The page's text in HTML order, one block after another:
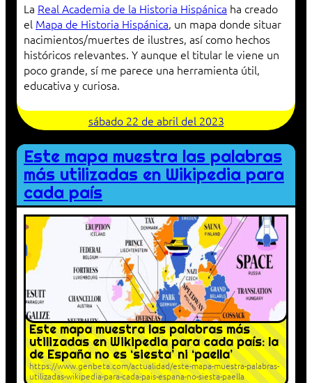
La Real Academia de la Historia Hispánica ha creado
el Mapa de Historia Hispánica, un mapa donde situar
nacimientos/muertes de ilustres, así como hechos
históricos relevantes. Y aunque el titular le viene un
poco grande, sí me parece una herramienta útil,
educativa y curiosa.
sábado 22 de abril del 2023
Este mapa muestra las palabras
más utilizadas en Wikipedia para
cada país
Este mapa muestra las palabras más
utilizadas en Wikipedia para cada país: la
de España no es ‘siesta’ ni ‘paella’
https://www.genbeta.com/actualidad/este-mapa-muestra-palabras-
utilizadas-wikipedia-para-cada-pais-espana-no-siesta-paella